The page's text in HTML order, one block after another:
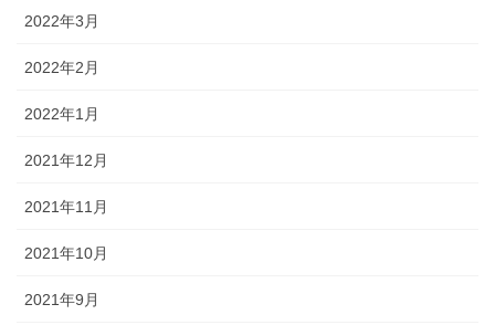
2022年3月
2022年2月
2022年1月
2021年12月
2021年11月
2021年10月
2021年9月